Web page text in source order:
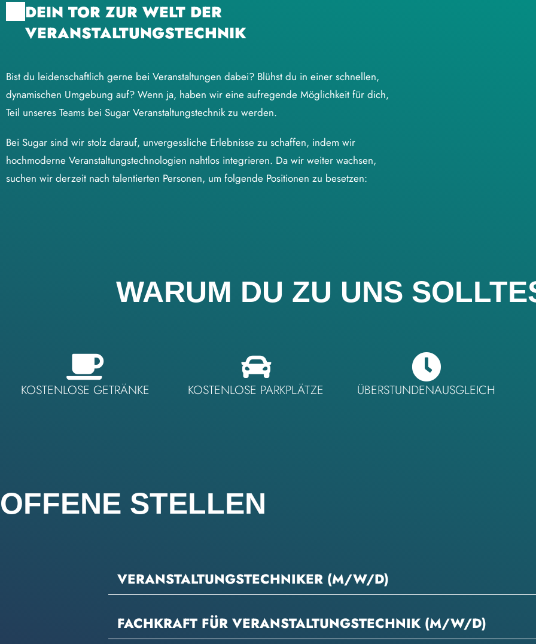
DEIN TOR ZUR WELT DER
VERANSTALTUNGSTECHNIK
Bist du leidenschaftlich gerne bei Veranstaltungen dabei? Blühst du in einer schnellen,
dynamischen Umgebung auf? Wenn ja, haben wir eine aufregende Möglichkeit für dich,
Teil unseres Teams bei Sugar Veranstaltungstechnik zu werden.
Bei Sugar sind wir stolz darauf, unvergessliche Erlebnisse zu schaffen, indem wir
hochmoderne Veranstaltungstechnologien nahtlos integrieren. Da wir weiter wachsen,
suchen wir derzeit nach talentierten Personen, um folgende Positionen zu besetzen:
WARUM DU ZU UNS
KOSTENLOSE GETRÄNKE KOSTENLOSE PARKPLÄTZE ÜBERSTUNDENAUSGLEICH
OFFENE STELLEN
VERANSTALTUNGSTECHNIKER (M/W/D)
FACHKRAFT FÜR VERANSTALTUNGSTECHNIK (M/W/D)